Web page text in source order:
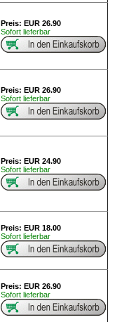
Preis: EUR 26.90
Sofort lieferbar
Preis: EUR 26.90
Sofort lieferbar
Preis: EUR 24.90
Sofort lieferbar
Preis: EUR 18.00
Sofort lieferbar
Preis: EUR 26.90
Sofort lieferbar